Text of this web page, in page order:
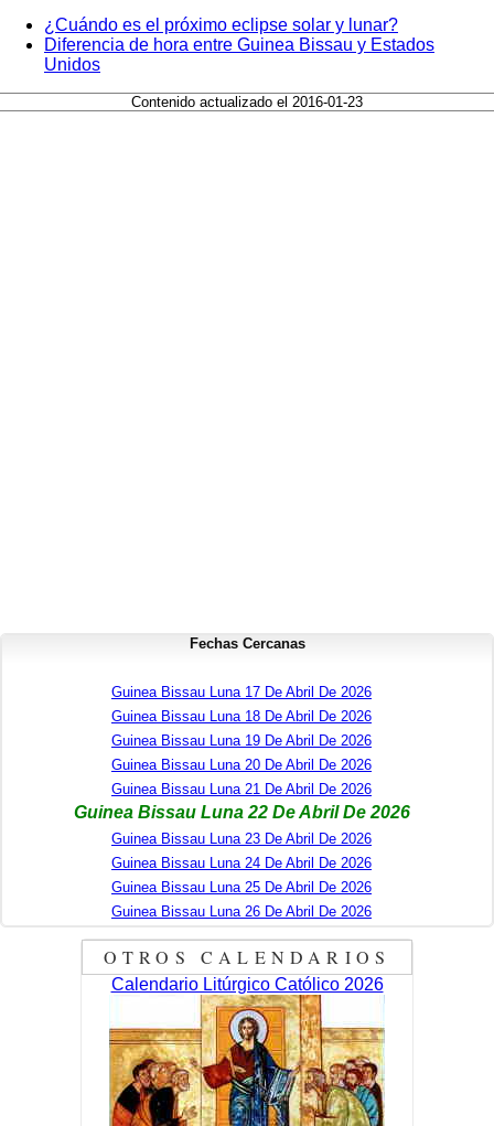
¿Cuándo es el próximo eclipse solar y lunar?
Diferencia de hora entre Guinea Bissau y Estados
Unidos
Contenido actualizado el 2016-01-23
Fechas Cercanas
Guinea Bissau Luna 17 De Abril De 2026
Guinea Bissau Luna 18 De Abril De 2026
Guinea Bissau Luna 19 De Abril De 2026
Guinea Bissau Luna 20 De Abril De 2026
Guinea Bissau Luna 21 De Abril De 2026
Guinea Bissau Luna 22 De Abril De 2026
Guinea Bissau Luna 23 De Abril De 2026
Guinea Bissau Luna 24 De Abril De 2026
Guinea Bissau Luna 25 De Abril De 2026
Guinea Bissau Luna 26 De Abril De 2026
OTROS CALENDARIOS
Calendario Litúrgico Católico 2026